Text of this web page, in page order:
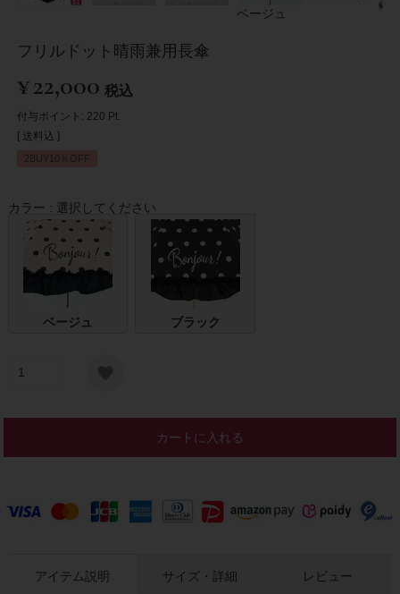
ベージュ
フリルドット晴雨兼用長傘
¥22,000 税込
付与ポイント: 220 Pt.
送料込
2BUY10％OFF
カラー 選択してください
ベージュ ブラック
カートに入れる
アイテム説明 サイズ・詳細 レビュー